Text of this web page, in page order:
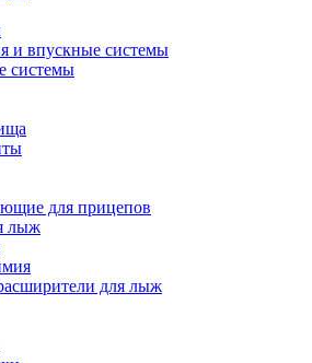
и впускные системы
системы
для прицепов
лыж
для лыж